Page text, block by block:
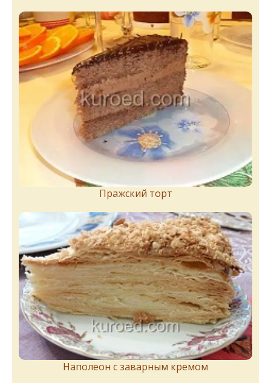
Пражский торт
Наполеон с заварным кремом